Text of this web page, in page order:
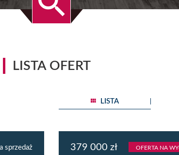
LISTA OFERT
LISTA
sprzedaż 379 000 zł OFERTA NA